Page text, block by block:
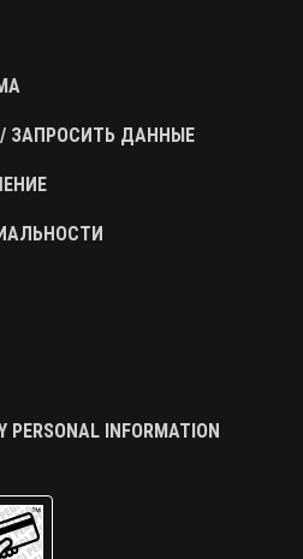
ЗАПРОСИТЬ ДАННЫЕ
PERSONAL INFORMATION